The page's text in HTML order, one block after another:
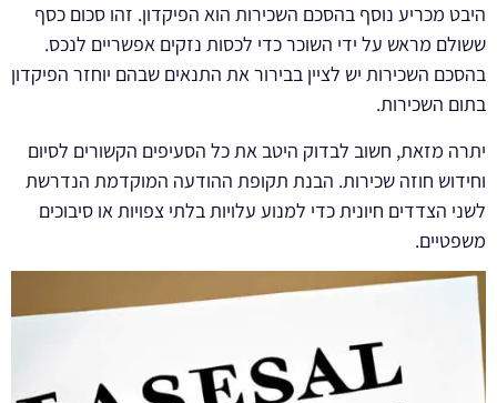
היבט מכריע נוסף בהסכם השכירות הוא הפיקדון. זהו סכום כסף
ששולם מראש על ידי השוכר כדי לכסות נזקים אפשריים לנכס.
בהסכם השכירות יש לציין בבירור את התנאים שבהם יוחזר הפיקדון
בתום השכירות.
יתרה מזאת, חשוב לבדוק היטב את כל הסעיפים הקשורים לסיום
וחידוש חוזה שכירות. הבנת תקופת ההודעה המוקדמת הנדרשת
לשני הצדדים חיונית כדי למנוע עלויות בלתי צפויות או סיבוכים
משפטיים.